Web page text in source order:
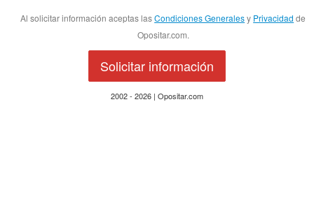
Al solicitar información aceptas lasCondiciones Generalesy Privacidad de
Opositar.com.
Solicitar información
2002 - 2026 | Opositar.com